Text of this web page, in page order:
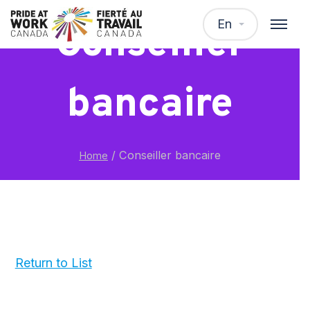
En
Conseiller
bancaire
Home / Conseiller bancaire
Return to List